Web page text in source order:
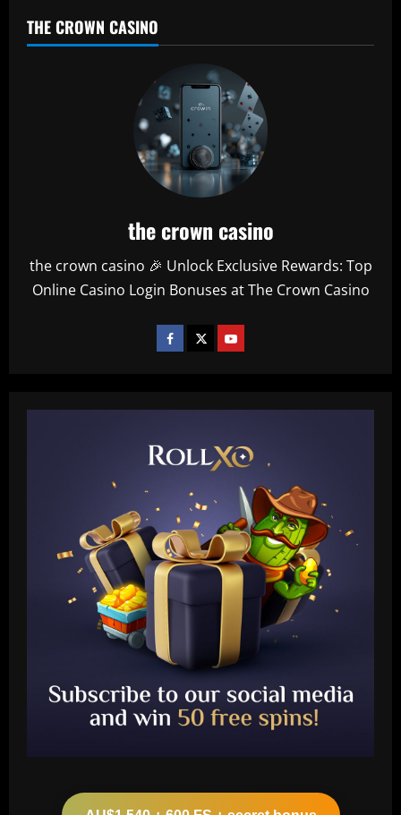
THE CROWN CASINO
the crown casino
the crown casino 🎉 Unlock Exclusive Rewards: Top
Online Casino Login Bonuses at The Crown Casino
biggest underperformers this season